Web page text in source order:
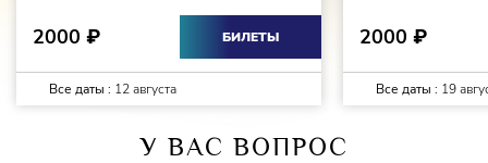
2000 ₽ БИЛЕТЫ
Все даты : 12 августа
2000 ₽
Все даты : 19
У ВАС ВОПРОС